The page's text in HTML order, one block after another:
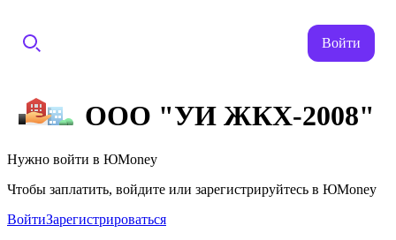
Войти
ООО "УИ ЖКХ-2008"
Нужно войти в ЮMoney
Чтобы заплатить, войдите или зарегистрируйтесь в ЮMoney
ВойтиЗарегистрироваться